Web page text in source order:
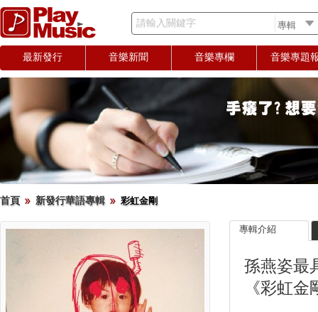
請輸入關鍵字
最新發行 音樂新聞 音樂專欄 音樂專題
首頁 新發行華語專輯 彩虹金剛
專輯介紹
孫燕姿最
《彩虹金